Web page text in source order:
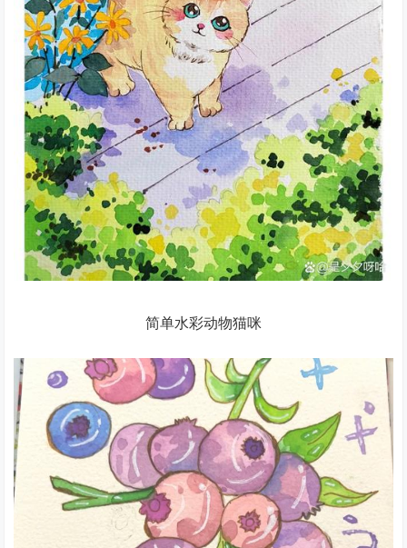
简单水彩动物猫咪